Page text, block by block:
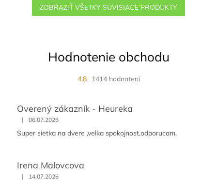
ZOBRAZIŤ VŠETKY SÚVISIACE PRODUKTY
Hodnotenie obchodu
4,8 1414 hodnotení
Overený zákazník - Heureka
| 06.07.2026
Super sietka na dvere ,velka spokojnost,odporucam.
Irena Malovcova
| 14.07.2026